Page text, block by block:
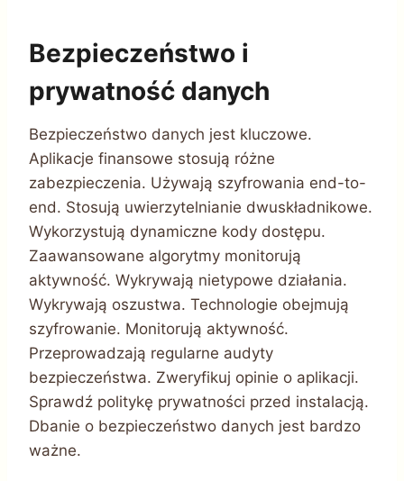
Bezpieczeństwo i
prywatność danych
Bezpieczeństwo danych jest kluczowe.
Aplikacje finansowe stosują różne
zabezpieczenia. Używają szyfrowania end-to-
end. Stosują uwierzytelnianie dwuskładnikowe.
Wykorzystują dynamiczne kody dostępu.
Zaawansowane algorytmy monitorują
aktywność. Wykrywają nietypowe działania.
Wykrywają oszustwa. Technologie obejmują
szyfrowanie. Monitorują aktywność.
Przeprowadzają regularne audyty
bezpieczeństwa. Zweryfikuj opinie o aplikacji.
Sprawdź politykę prywatności przed instalacją.
Dbanie o bezpieczeństwo danych jest bardzo
ważne.